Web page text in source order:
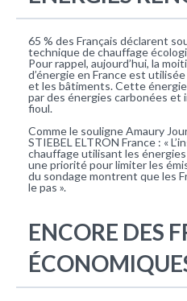
65 % des Français déclarent
technique de chauffage
Pour rappel, aujourd’hui, la
d’énergie en France est
et les bâtiments. Cette
par des énergies carbonées et
fioul.
Comme le souligne Amaury
STIEBEL ELTRON France : «
chauffage utilisant les
une priorité pour limiter les
du sondage montrent que les
le pas ».
ENCORE DES